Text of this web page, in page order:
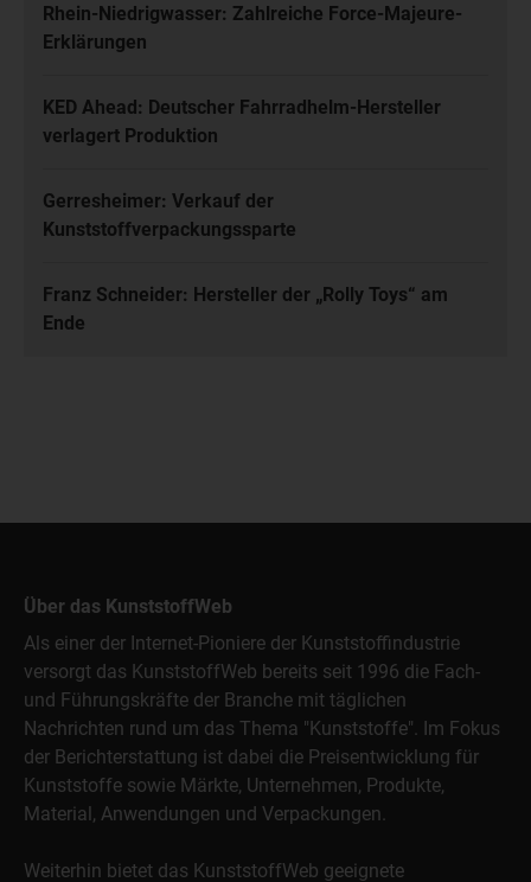
Rhein-Niedrigwasser: Zahlreiche Force-Majeure-
Erklärungen
KED Ahead: Deutscher Fahrradhelm-Hersteller
verlagert Produktion
Gerresheimer: Verkauf der
Kunststoffverpackungssparte
Franz Schneider: Hersteller der „Rolly Toys“ am
Ende
Über das KunststoffWeb
Als einer der Internet-Pioniere der Kunststoffindustrie
versorgt das KunststoffWeb bereits seit 1996 die Fach-
und Führungskräfte der Branche mit täglichen
Nachrichten rund um das Thema "Kunststoffe". Im Fokus
der Berichterstattung ist dabei die Preisentwicklung für
Kunststoffe sowie Märkte, Unternehmen, Produkte,
Material, Anwendungen und Verpackungen.
Weiterhin bietet das KunststoffWeb geeignete